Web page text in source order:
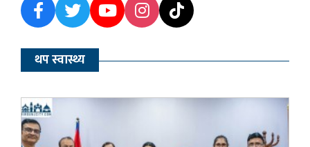
थप स्वास्थ्य